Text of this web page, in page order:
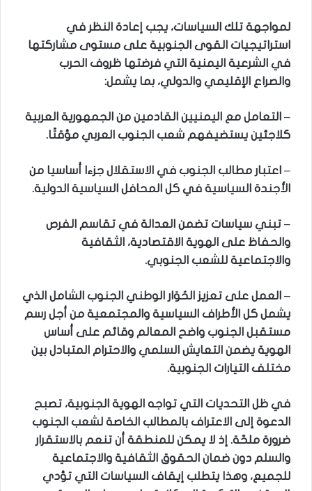
لمواجهة تلك السياسات، يجب إعادة النظر في
استراتيجيات القوى الجنوبية على مستوى مشاركتها
في الشرعية اليمنية التي فرضتها ظروف الحرب
والصراع الإقليمي والدولي، بما يشمل:
– التعامل مع اليمنيين القادمين من الجمهورية العربية
كلاجئين يستضيفهم شعب الجنوب العربي مؤقتًا.
– اعتبار مطالب الجنوب في الاستقلال جزءا أساسيا من
الأجندة السياسية في كل المحافل السياسية الدولية.
– تبني سياسات تضمن العدالة في تقاسم الفرص
والحفاظ على الهوية الاقتصادية، الثقافية
والاجتماعية للشعب الجنوبي.
– العمل على تعزيز الحُوَار الوطني الجنوب الشامل الذي
يشمل كل الأطراف السياسية والمجتمعية من أجل رسم
مستقبل الجنوب واضح المعالم وقائم على أساس
الهوية يضمن التعايش السلمي والاحترام المتبادل بين
مختلف التيارات الجنوبية.
في ظل التحديات التي تواجه الهوية الجنوبية، تصبح
الدعوة إلى الاعتراف بالمطالب الخاصة لشعب الجنوب
ضرورة ملحّة. إذ لا يمكن للمنطقة أن تنعم بالاستقرار
والسلم دون ضمان الحقوق الثقافية والاجتماعية
للجميع، وهذا يتطلب إيقاف السياسات التي تؤدي